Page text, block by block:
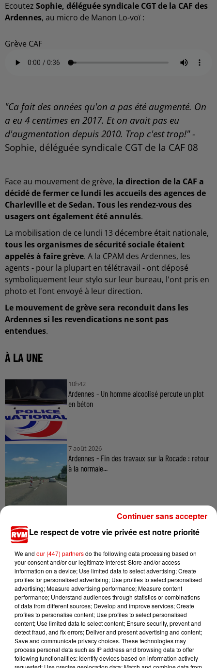
Ecoutez Sophie, déléguée syndicale CGT de la CAF des
Ardennes, au micro de Manon Lo-voï :
Grève CAF
"Ca fait des années qu'on a pas été augmenté. On
a eu 4 centimes en 2017. Et on avait pas eu
d'augmentation depuis 2010. Trop c'est trop!" -
Sophie, déléguée syndicale CGT de la CAF 08
Face au mouvement de grève, la direction de la CAF a
décidé de fermer ce lundi les accueils des agences de
Charleville et de Sedan. Tous les rendez-vous des
usagers ont également été annulés.
La mobilisation de ce lundi 13 décembre était nationale,
tous les organismes de sécurité sociale étaient
appelés à faire grève. A la CPAM des Ardennes, les
agents - pour la plupart en télétravail - ont déposé
symboliquement leur stylo sur leur bureau, l'ont pris en
photo et l'ont envoyé à leur direction.
Le mouvement de grève sera reconduit dans les
Ardennes si les revendications ne sont pas
entendues.
À LA UNE
10h42
Ardennes - Un homme alcoolisé percute un plot
en béton
7 août 2026
Ardennes - Fin des travaux sur la Rocade : retour
à la normale...
Ardennes - Retour à la normale dans 48 heures
après une panne du...
7 août 2026
Ardennes - Un réveil frais ce vendredi avant le
retour de la canicule
Le respect de votre vie privée est notre priorité
We and our (447) partnersdo the following data processing based on
your consent and/or our legitimate interest: Store and/or access
information on a device; Use limited data to select advertising; Create
profiles for personalised advertising; Use profiles to select personalised
advertising; Measure advertising performance; Measure content
performance; Understand audiences through statistics or combinations
of data from different sources; Develop and improve services; Create
profiles to personalise content; Use profiles to select personalised
content; Use limited data to select content; Ensure security, prevent and
detect fraud, and fix errors; Deliver and present advertising and content;
Save and communicate privacy choices. These technologies may
process personal data such as IP address and browsing data to offer
following functionalities: Identify devices based on information actively
Continuer sans accepter